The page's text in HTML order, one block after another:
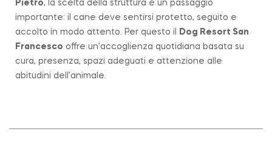
Pietro, la scelta della struttura è un passaggio
importante: il cane deve sentirsi protetto, seguito e
accolto in modo attento. Per questo il
Dog Resort San
Francesco offre un’accoglienza quotidiana basata su
cura, presenza, spazi adeguati e attenzione alle
abitudini dell’animale.